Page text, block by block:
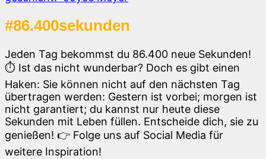
#86.400sekunden
Jeden Tag bekommst du 86.400 neue Sekunden!
⏱️ Ist das nicht wunderbar? Doch es gibt einen
Haken: Sie können nicht auf den nächsten Tag
übertragen werden: Gestern ist vorbei; morgen ist
nicht garantiert; du kannst nur heute diese
Sekunden mit Leben füllen. Entscheide dich, sie zu
genießen! 👉 Folge uns auf Social Media für
weitere Inspiration!